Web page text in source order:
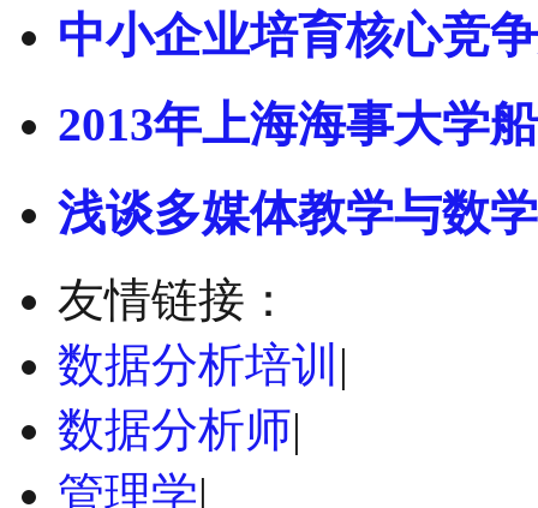
中小企业培育核心竞
2013年上海海事大学船
浅谈多媒体教学与数
友情链接：
数据分析培训 |
数据分析师|
管理学|